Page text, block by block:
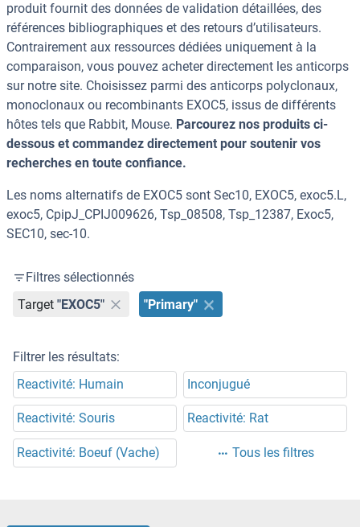
produit fournit des données de validation détaillées, des
références bibliographiques et des retours d’utilisateurs.
Contrairement aux ressources dédiées uniquement à la
comparaison, vous pouvez acheter directement les anticorps
sur notre site. Choisissez parmi des anticorps polyclonaux,
monoclonaux ou recombinants EXOC5, issus de différents
hôtes tels que Rabbit, Mouse. Parcourez nos produits ci-
dessous et commandez directement pour soutenir vos
recherches en toute confiance.
Les noms alternatifs de EXOC5 sont Sec10, EXOC5, exoc5.L,
exoc5, CpipJ_CPIJ009626, Tsp_08508, Tsp_12387, Exoc5,
SEC10, sec-10.
Filtres sélectionnés
Target "EXOC5" "Primary"
Filtrer les résultats:
Reactivité: Humain
Inconjugué
Reactivité: Souris Reactivité: Rat
Reactivité: Boeuf (Vache) Tous les filtres